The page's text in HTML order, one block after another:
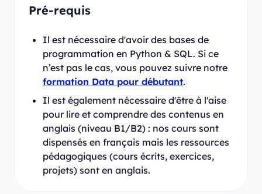
Pré-requis
Il est nécessaire d'avoir des bases de
programmation en Python & SQL. Si ce
n’est pas le cas, vous pouvez suivre notre
formation Data pour débutant.
Il est également nécessaire d'être à l'aise
pour lire et comprendre des contenus en
anglais (niveau B1/B2) : nos cours sont
dispensés en français mais les ressources
pédagogiques (cours écrits, exercices,
projets) sont en anglais.